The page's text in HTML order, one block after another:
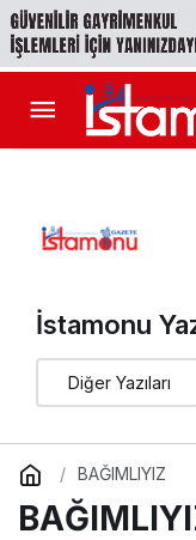
İstamonu
Diğer Yazıları
BAĞIMLIYIZ